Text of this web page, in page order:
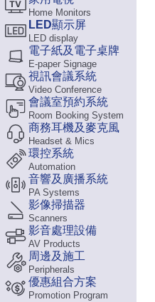
Home Monitors
LED顯示屏
LED display
電子紙及電子桌牌
E-paper Signage
視訊會議系統
Video Conference
會議室預約系統
Room Booking System
商務耳機及麥克風
Headset & Mics
環控系統
Automation
音響及廣播系統
PA Systems
影像掃描器
Scanners
影音處理設備
AV Products
周邊及施工
Peripherals
優惠組合方案
Promotion Program